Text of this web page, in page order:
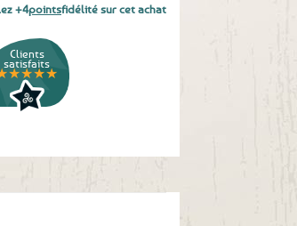
+4pointsfidélité sur cet achat
Clients
satisfaits